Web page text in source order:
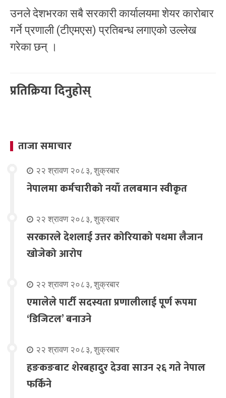
उनले देशभरका सबै सरकारी कार्यालयमा शेयर कारोबार
गर्ने प्रणाली (टीएमएस) प्रतिबन्ध लगाएको उल्लेख
गरेका छन् ।
प्रतिक्रिया दिनुहोस्
ताजा समाचार
२२ श्रावण २०८३, शुक्रबार
नेपालमा कर्मचारीको नयाँ तलबमान स्वीकृत
२२ श्रावण २०८३, शुक्रबार
सरकारले देशलाई उत्तर कोरियाको पथमा लैजान
खोजेको आरोप
२२ श्रावण २०८३, शुक्रबार
एमालेले पार्टी सदस्यता प्रणालीलाई पूर्ण रूपमा
‘डिजिटल’ बनाउने
२२ श्रावण २०८३, शुक्रबार
हङकङबाट शेरबहादुर देउवा साउन २६ गते नेपाल
फर्किने